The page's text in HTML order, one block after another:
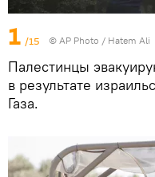
1 /15 © AP Photo / Hatem Ali
Палестинцы
в результате
Газа.